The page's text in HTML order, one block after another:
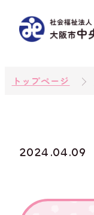
トップページ
2024.04.09